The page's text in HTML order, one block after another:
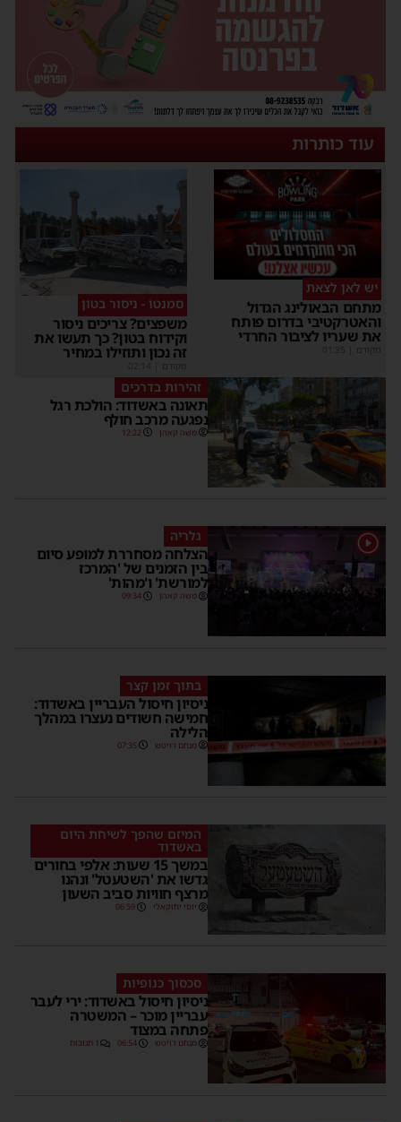
עוד כותרות
יש לאן לצאת
מתחם הבאולינג הגדול
והאטרקטיבי בדרום פותח
את שעריו לציבור החרדי
סמנטו - ניסור בטון
משפצים? צריכים ניסור
וקידוח בטון? כך תעשו את
זה נכון ותוזילו במחיר
זהירות בדרכים
תאונה באשדוד: הולכת רגל
נפגעה מרכב חולף
משה קאהן 12:22
גלריה
הצלחה מסחררת למופע סיום
בין הזמנים של 'המרכז
למורשת' ו'מהות'
משה קאהן 09:34
בתוך זמן קצר
ניסיון חיסול העבריין באשדוד:
חמישה חשודים נעצרו במהלך
הלילה
מנחם דויטש 07:35
המיזם שהפך לשיחת היום
באשדוד
במשך 15 שעות: אלפי בחורים
גדשו את 'השטעטל' ונהנו
מרצף חוויות סביב השעון
יוסי יחזקאלי 06:59
סכסוך כנופיות
ניסיון חיסול באשדוד: ירי לעבר
עבריין מוכר – המשטרה
פתחה במצוד
מנחם דויטש 06:54 1 תגובות